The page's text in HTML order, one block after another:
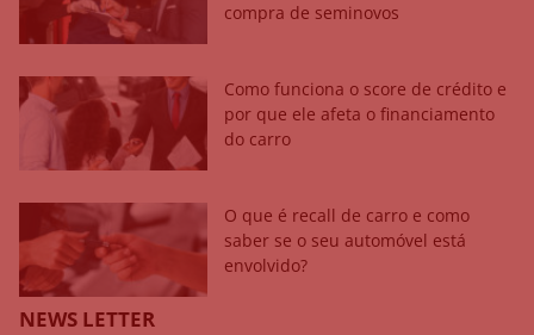
compra de seminovos
Como funciona o score de crédito e
por que ele afeta o financiamento
do carro
O que é recall de carro e como
saber se o seu automóvel está
envolvido?
NEWS LETTER